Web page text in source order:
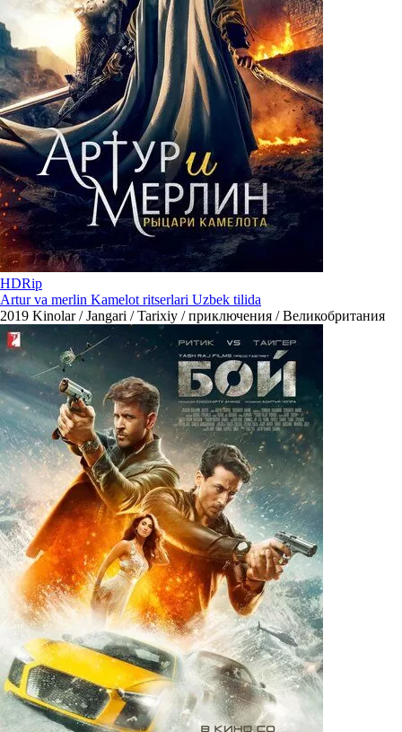
HDRip
Artur va merlin Kamelot ritserlari Uzbek tilida
2019 Kinolar / Jangari / Tarixiy / приключения / Великобритания